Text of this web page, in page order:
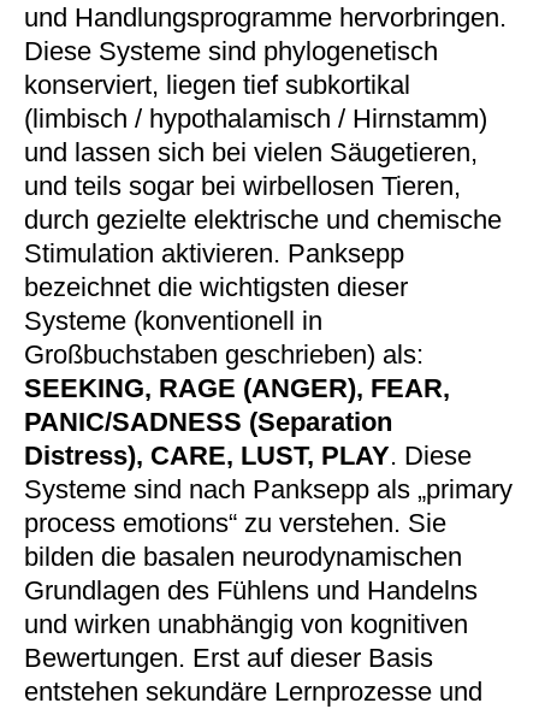
und Handlungsprogramme hervorbringen.
Diese Systeme sind phylogenetisch
konserviert, liegen tief subkortikal
(limbisch / hypothalamisch / Hirnstamm)
und lassen sich bei vielen Säugetieren,
und teils sogar bei wirbellosen Tieren,
durch gezielte elektrische und chemische
Stimulation aktivieren. Panksepp
bezeichnet die wichtigsten dieser
Systeme (konventionell in
Großbuchstaben geschrieben) als:
SEEKING, RAGE (ANGER), FEAR,
PANIC/SADNESS (Separation
Distress), CARE, LUST, PLAY. Diese
Systeme sind nach Panksepp als „primary
process emotions“ zu verstehen. Sie
bilden die basalen neurodynamischen
Grundlagen des Fühlens und Handelns
und wirken unabhängig von kognitiven
Bewertungen. Erst auf dieser Basis
entstehen sekundäre Lernprozesse und